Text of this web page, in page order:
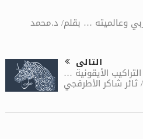
وعالميته … بقلم/ د.محمد
التالى
الأيقونية …
ثائر شاكر الأطرقجي